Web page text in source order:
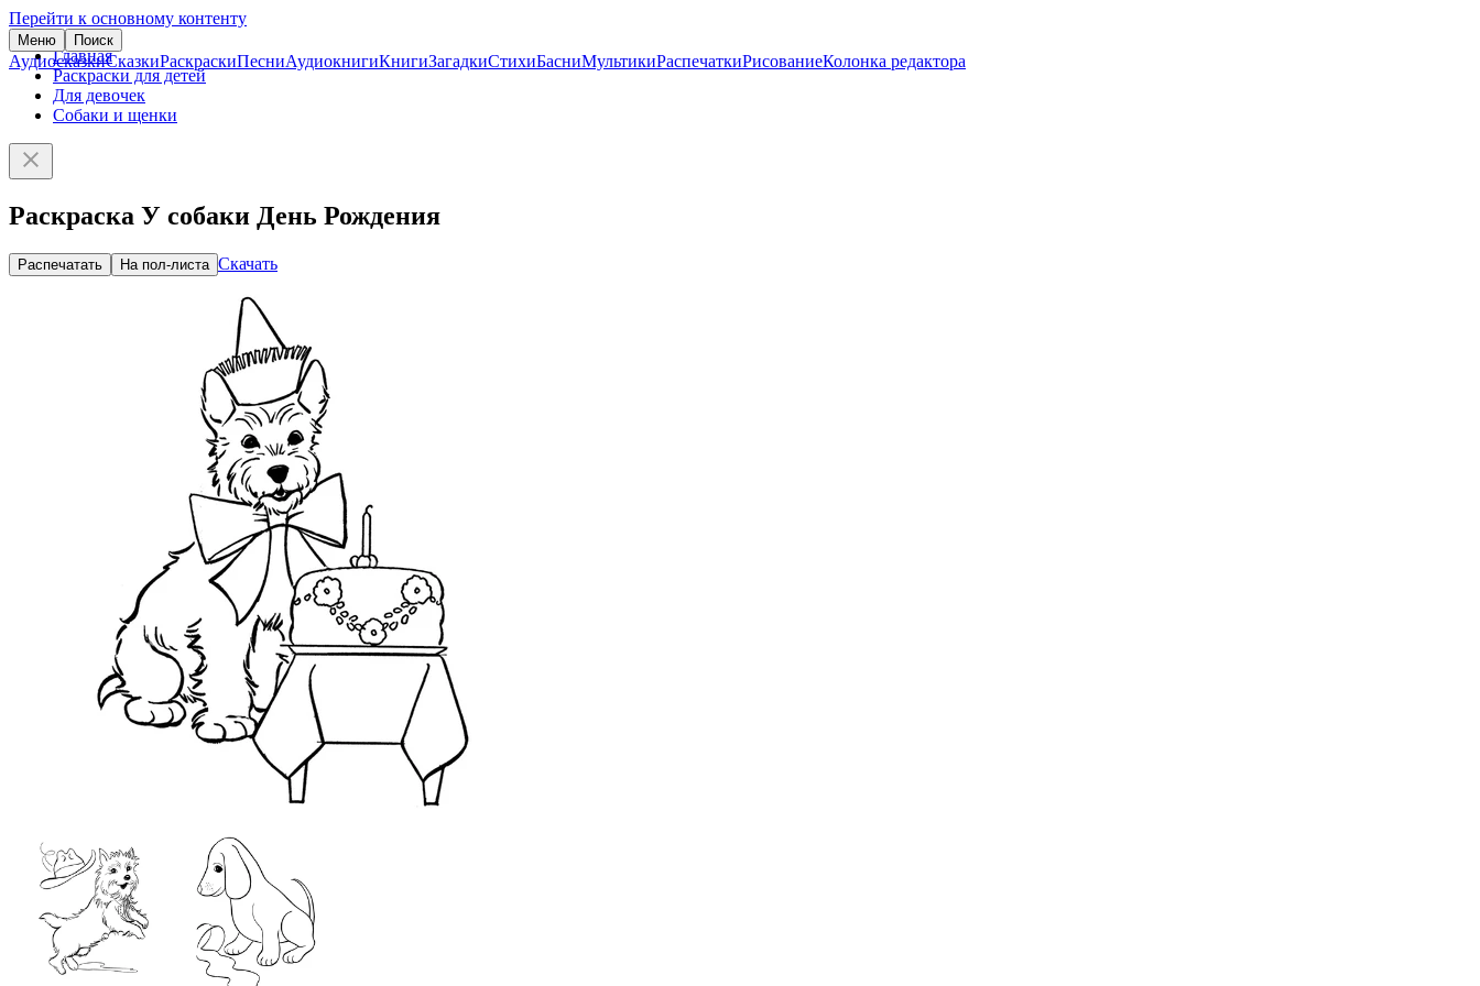
Перейти к основному контенту
Меню Поиск
АудиосказкиСказкиРаскраскиПесниАудиокнигиКнигиЗагадкиСтихиБасниМультикиРаспечаткиРисованиеКолонка редактора
Главная
Раскраски для детей
Для девочек
Собаки и щенки
Раскраска У собаки День Рождения
Распечатать На пол-листа Скачать